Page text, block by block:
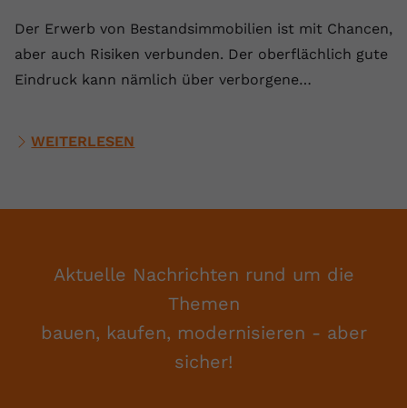
Der Erwerb von Bestandsimmobilien ist mit Chancen,
aber auch Risiken verbunden. Der oberflächlich gute
Eindruck kann nämlich über verborgene…
WEITERLESEN
Aktuelle Nachrichten rund um die
Themen
bauen, kaufen, modernisieren - aber
sicher!